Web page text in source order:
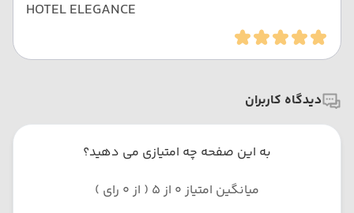
HOTEL ELEGANCE
دیدگاه کاربران
به این صفحه چه امتیازی می دهید؟
میانگین امتیاز 0 از 5 ( از 0 رای )